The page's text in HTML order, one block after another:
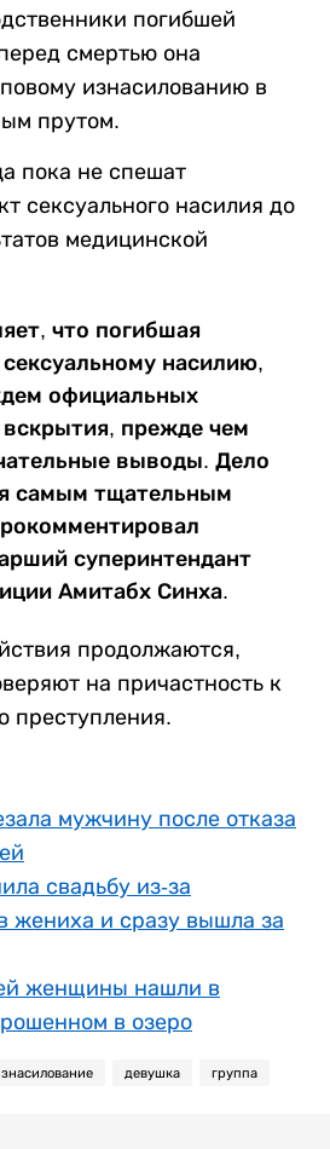
погибшей
смертью она
изнасилованию в
прутом.
пока не спешат
сексуального насилия до
медицинской
что погибшая
сексуальному насилию,
официальных
вскрытия, прежде чем
выводы. Дело
самым тщательным
суперинтендант
Амитабх Синха.
продолжаются,
на причастность к
преступления.
мужчину после отказа
свадьбу из-за
жениха и сразу вышла за
женщины нашли в
в озеро
девушка группа